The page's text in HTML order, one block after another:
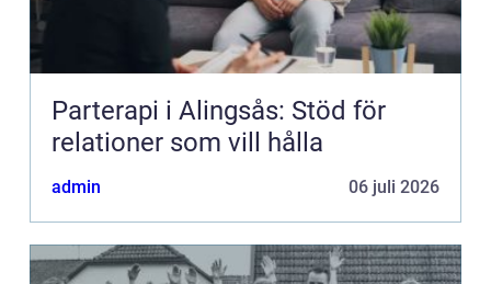
Parterapi i Alingsås: Stöd för
relationer som vill hålla
admin 06 juli 2026